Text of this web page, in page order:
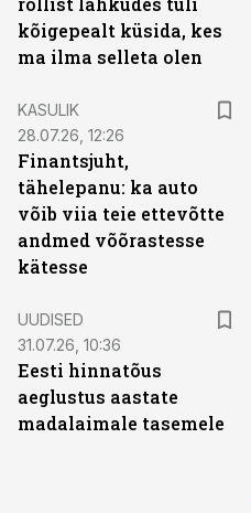
kõigepealt küsida, kes
ma ilma selleta olen
KASULIK
28.07.26, 12:26
Finantsjuht,
tähelepanu: ka auto
võib viia teie ettevõtte
andmed võõrastesse
kätesse
UUDISED
31.07.26, 10:36
Eesti hinnatõus
aeglustus aastate
madalaimale tasemele